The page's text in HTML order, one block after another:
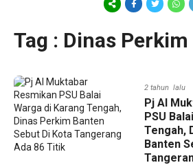
Tag : Dinas
2 tahun lalu
Pj Al
PSU
Tengah,
Banten